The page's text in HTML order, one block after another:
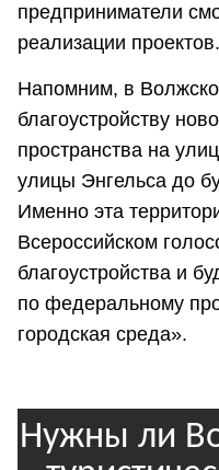
предприниматели
реализации проектов.
Напомним, в
благоустройству
пространства на
улицы Энгельса до
Именно эта
Всероссийском
благоустройства и
по федеральному
городская среда».